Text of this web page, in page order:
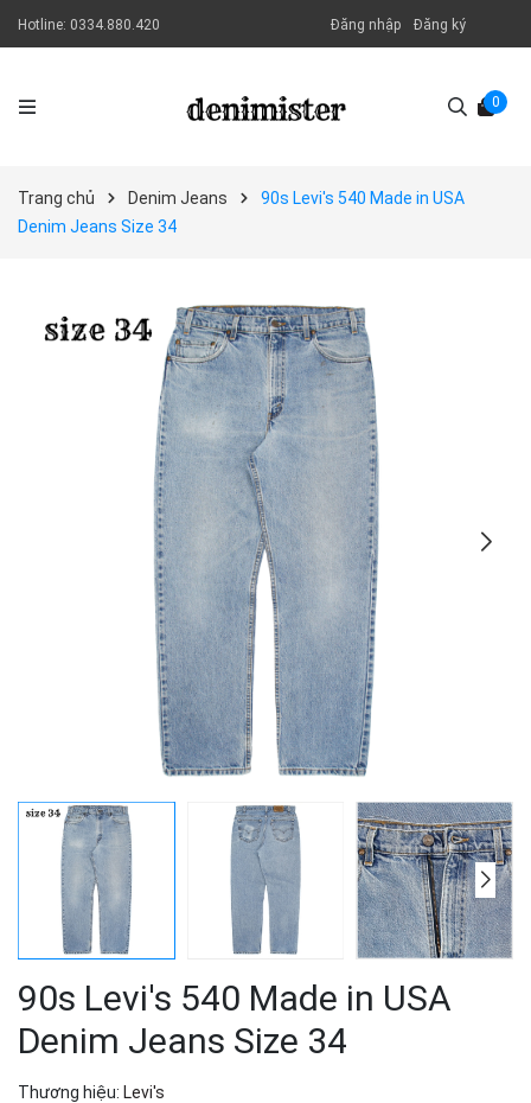
Hotline: 0334.880.420 Đăng nhập Đăng ký
0
Trang chủ Denim Jeans
90s Levi's 540 Made in USA
Denim Jeans Size 34
90s Levi's 540 Made in USA
Denim Jeans Size 34
Thương hiệu: Levi's